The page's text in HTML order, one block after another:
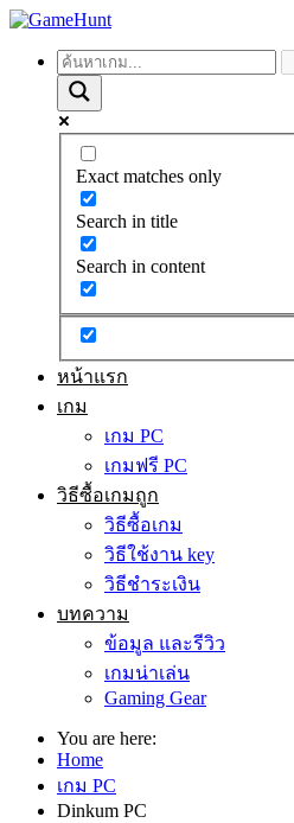
Exact matches only
Search in title
Search in content
หน้าแรก
เกม
เกม PC
เกมฟรี PC
วิธีซื้อเกมถูก
วิธีซื้อเกม
วิธีใช้งาน key
วิธีชำระเงิน
บทความ
ข้อมูล และรีวิว
เกมน่าเล่น
Gaming Gear
You are here:
Home
เกม PC
Dinkum PC